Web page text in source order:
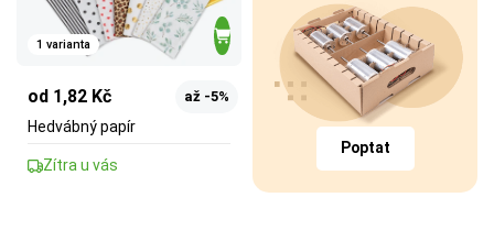
1 varianta
od 1,82 Kč až -5%
Hedvábný papír
Zítra u vás
Poptat